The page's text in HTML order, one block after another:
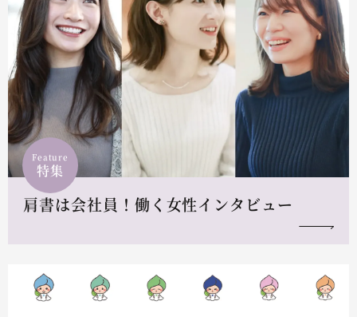
Feature
特集
肩書は会社員！働く女性インタビュー